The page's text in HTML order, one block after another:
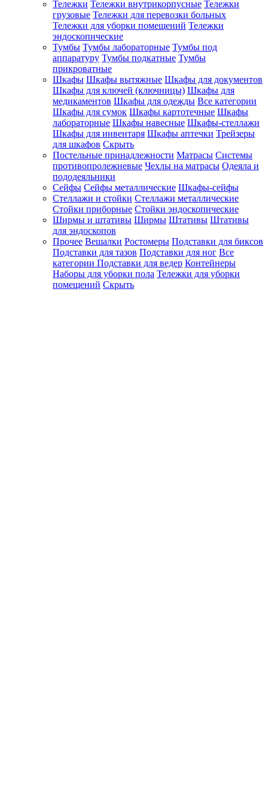
Тележки Тележки внутрикорпусные Тележки
грузовые Тележки для перевозки больных
Тележки для уборки помещений Тележки
эндоскопические
Тумбы Тумбы лабораторные Тумбы под
аппаратуру Тумбы подкатные Тумбы
прикроватные
Шкафы Шкафы вытяжные Шкафы для документов
Шкафы для ключей (ключницы) Шкафы для
медикаментов Шкафы для одежды Все категории
Шкафы для сумок Шкафы картотечные Шкафы
лабораторные Шкафы навесные Шкафы-стеллажи
Шкафы для инвентаря Шкафы аптечки Трейзеры
для шкафов Скрыть
Постельные принадлежности Матрасы Системы
противопролежневые Чехлы на матрасы Одеяла и
пододеяльники
Сейфы Сейфы металлические Шкафы-сейфы
Стеллажи и стойки Стеллажи металлические
Стойки приборные Стойки эндоскопические
Ширмы и штативы Ширмы Штативы Штативы
для эндоскопов
Прочее Вешалки Ростомеры Подставки для биксов
Подставки для тазов Подставки для ног Все
категории Подставки для ведер Контейнеры
Наборы для уборки пола Тележки для уборки
помещений Скрыть